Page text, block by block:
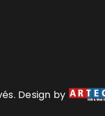
Design by